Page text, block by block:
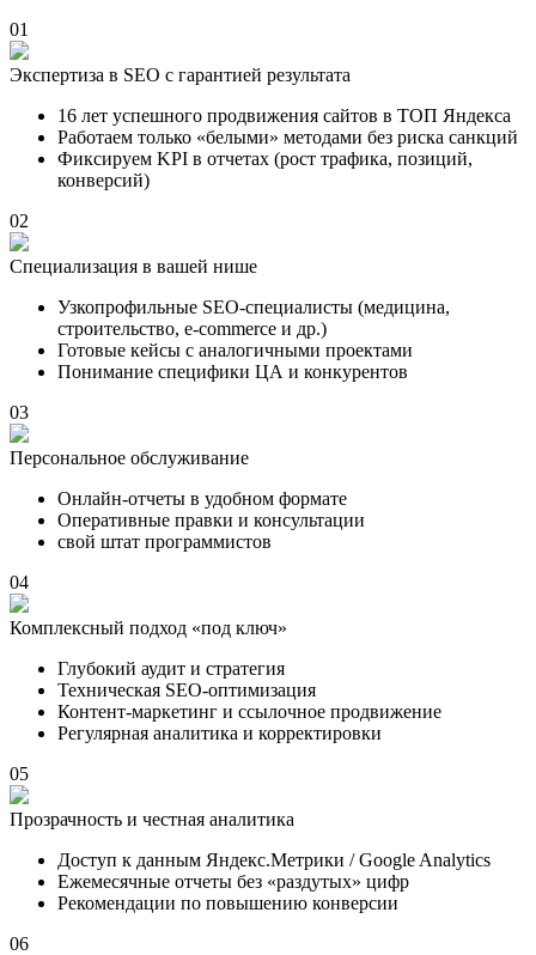
01
Экспертиза в SEO с гарантией результата
16 лет успешного продвижения сайтов в ТОП Яндекса
Работаем только «белыми» методами без риска санкций
Фиксируем KPI в отчетах (рост трафика, позиций,
конверсий)
02
Специализация в вашей нише
Узкопрофильные SEO-специалисты (медицина,
строительство, e-commerce и др.)
Готовые кейсы с аналогичными проектами
Понимание специфики ЦА и конкурентов
03
Персональное обслуживание
Онлайн-отчеты в удобном формате
Оперативные правки и консультации
свой штат программистов
04
Комплексный подход «под ключ»
Глубокий аудит и стратегия
Техническая SEO-оптимизация
Контент-маркетинг и ссылочное продвижение
Регулярная аналитика и корректировки
05
Прозрачность и честная аналитика
Доступ к данным Яндекс.Метрики / Google Analytics
Ежемесячные отчеты без «раздутых» цифр
Рекомендации по повышению конверсии
06